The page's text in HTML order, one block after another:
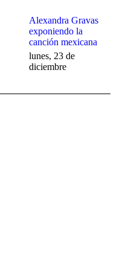
Alexandra Gravas
exponiendo la
canción mexicana
lunes, 23 de
diciembre